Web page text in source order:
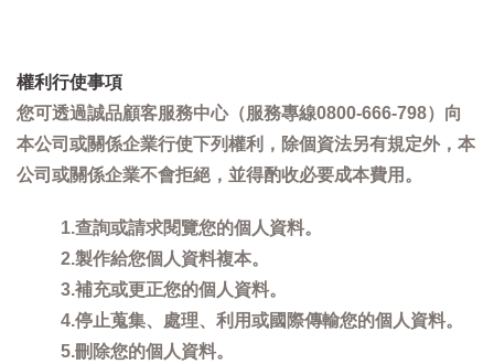
權利行使事項
您可透過誠品顧客服務中心（服務專線0800-666-798）向
本公司或關係企業行使下列權利，除個資法另有規定外，本
公司或關係企業不會拒絕，並得酌收必要成本費用。
1.查詢或請求閱覽您的個人資料。
2.製作給您個人資料複本。
3.補充或更正您的個人資料。
4.停止蒐集、處理、利用或國際傳輸您的個人資料。
5.刪除您的個人資料。